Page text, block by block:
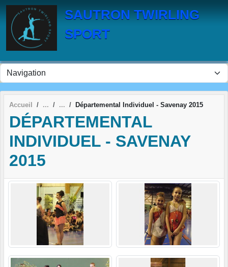
SAUTRON TWIRLING
SPORT
Accueil Départemental Individuel - Savenay 2015
DÉPARTEMENTAL
INDIVIDUEL - SAVENAY
2015
Panneau de gestion des cookies